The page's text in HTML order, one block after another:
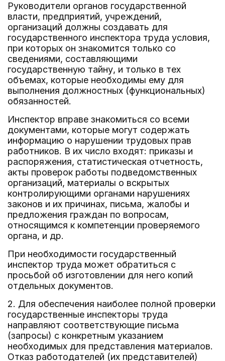
Руководители органов государственной
власти, предприятий, учреждений,
организаций должны создавать для
государственного инспектора труда условия,
при которых он знакомится только со
сведениями, составляющими
государственную тайну, и только в тех
объемах, которые необходимы ему для
выполнения должностных (функциональных)
обязанностей.
Инспектор вправе знакомиться со всеми
документами, которые могут содержать
информацию о нарушении трудовых прав
работников. В их число входят: приказы и
распоряжения, статистическая отчетность,
акты проверок работы подведомственных
организаций, материалы о вскрытых
контролирующими органами нарушениях
законов и их причинах, письма, жалобы и
предложения граждан по вопросам,
относящимся к компетенции проверяемого
органа, и др.
При необходимости государственный
инспектор труда может обратиться с
просьбой об изготовлении для него копий
отдельных документов.
2. Для обеспечения наиболее полной проверки
государственные инспекторы труда
направляют соответствующие письма
(запросы) с конкретным указанием
необходимых для представления материалов.
Отказ работодателей (их представителей)